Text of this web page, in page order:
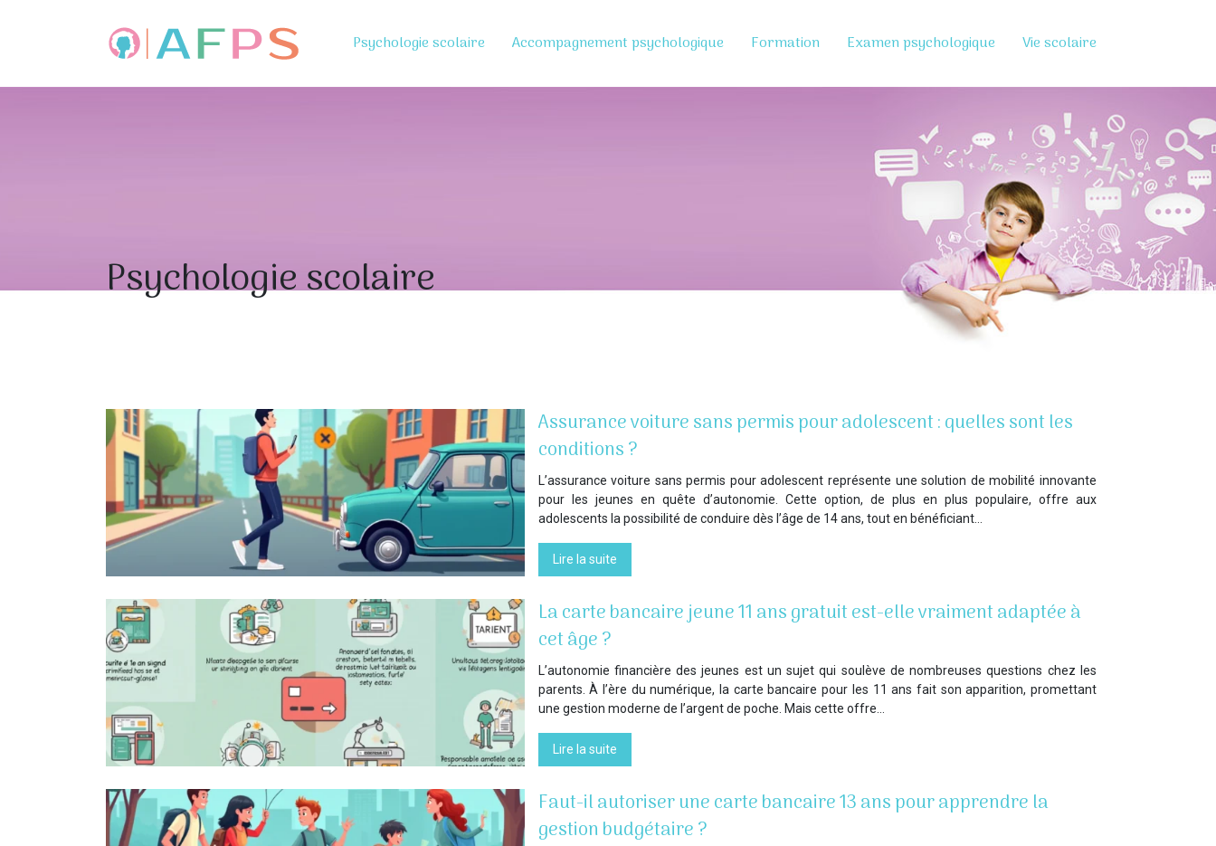
Psychologie scolaire Accompagnement psychologique Formation Examen psychologique Vie scolaire
Psychologie scolaire
Assurance voiture sans permis pour adolescent : quelles sont les
conditions ?
L’assurance voiture sans permis pour adolescent représente une solution de mobilité innovante
pour les jeunes en quête d’autonomie. Cette option, de plus en plus populaire, offre aux
adolescents la possibilité de conduire dès l’âge de 14 ans, tout en bénéficiant…
Lire la suite
La carte bancaire jeune 11 ans gratuit est-elle vraiment adaptée à
cet âge ?
L’autonomie financière des jeunes est un sujet qui soulève de nombreuses questions chez les
parents. À l’ère du numérique, la carte bancaire pour les 11 ans fait son apparition, promettant
une gestion moderne de l’argent de poche. Mais cette offre…
Lire la suite
Faut-il autoriser une carte bancaire 13 ans pour apprendre la
gestion budgétaire ?